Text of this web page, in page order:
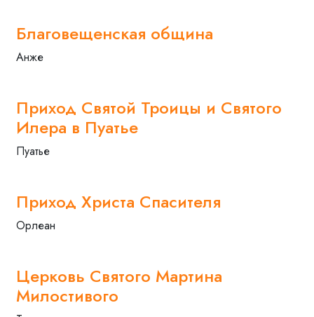
Благовещенская община
Анже
Приход Святой Троицы и Святого
Илера в Пуатье
Пуатье
Приход Христа Спасителя
Орлеан
Церковь Святого Мартина
Милостивого